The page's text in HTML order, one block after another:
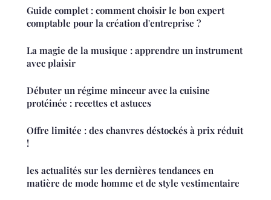
Guide complet : comment choisir le bon expert
comptable pour la création d'entreprise ?
La magie de la musique : apprendre un instrument
avec plaisir
Débuter un régime minceur avec la cuisine
protéinée : recettes et astuces
Offre limitée : des chanvres déstockés à prix réduit
!
les actualités sur les dernières tendances en
matière de mode homme et de style vestimentaire